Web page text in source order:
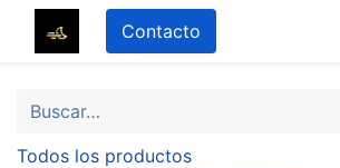
Contacto
Todos los productos